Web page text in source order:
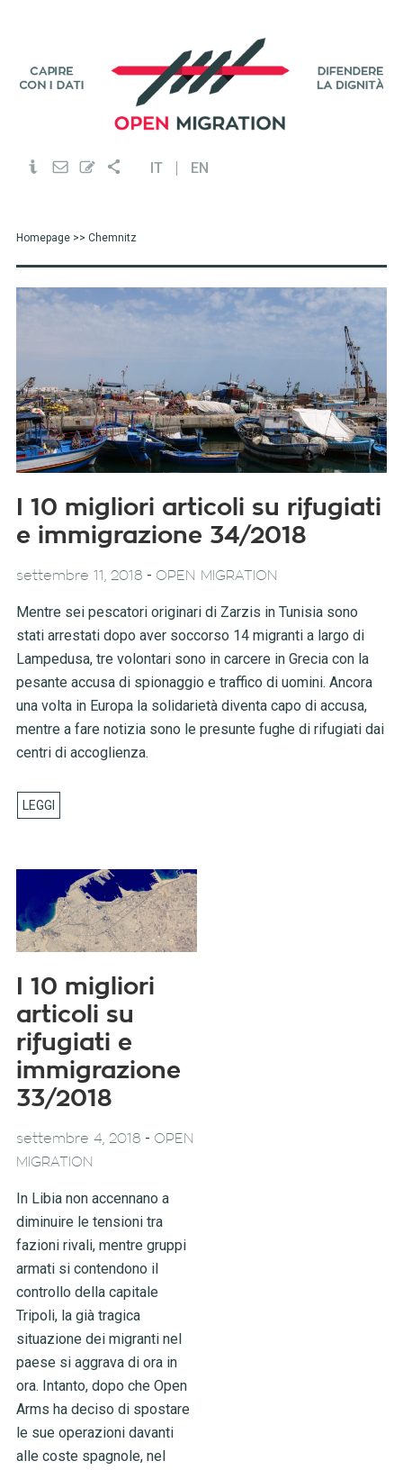
IT EN
Homepage>> Chemnitz
I 10 migliori articoli su rifugiati
e immigrazione 34/2018
settembre 11, 2018 - OPEN MIGRATION
Mentre sei pescatori originari di Zarzis in Tunisia sono
stati arrestati dopo aver soccorso 14 migranti a largo di
Lampedusa, tre volontari sono in carcere in Grecia con la
pesante accusa di spionaggio e traffico di uomini. Ancora
una volta in Europa la solidarietà diventa capo di accusa,
mentre a fare notizia sono le presunte fughe di rifugiati dai
centri di accoglienza.
I 10 migliori
articoli su
rifugiati e
immigrazione
33/2018
settembre 4, 2018 - OPEN
MIGRATION
In Libia non accennano a
diminuire le tensioni tra
fazioni rivali, mentre gruppi
armati si contendono il
controllo della capitale
Tripoli, la già tragica
situazione dei migranti nel
paese si aggrava di ora in
ora. Intanto, dopo che Open
Arms ha deciso di spostare
le sue operazioni davanti
alle coste spagnole, nel